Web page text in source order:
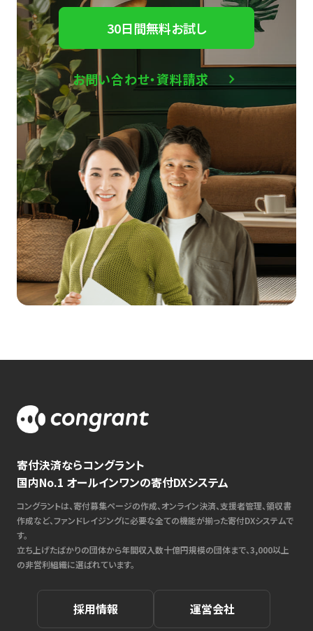
30日間無料お試し
お問い合わせ・資料請求
寄付決済ならコングラント
国内No.1 オールインワンの寄付DXシステム
コングラントは、寄付募集ページの作成、オンライン決済、支援者管理、領収書
作成など、ファンドレイジングに必要な全ての機能が揃った寄付DXシステムで
す。
立ち上げたばかりの団体から年間収入数十億円規模の団体まで、3,000以上
の非営利組織に選ばれています。
採用情報 運営会社